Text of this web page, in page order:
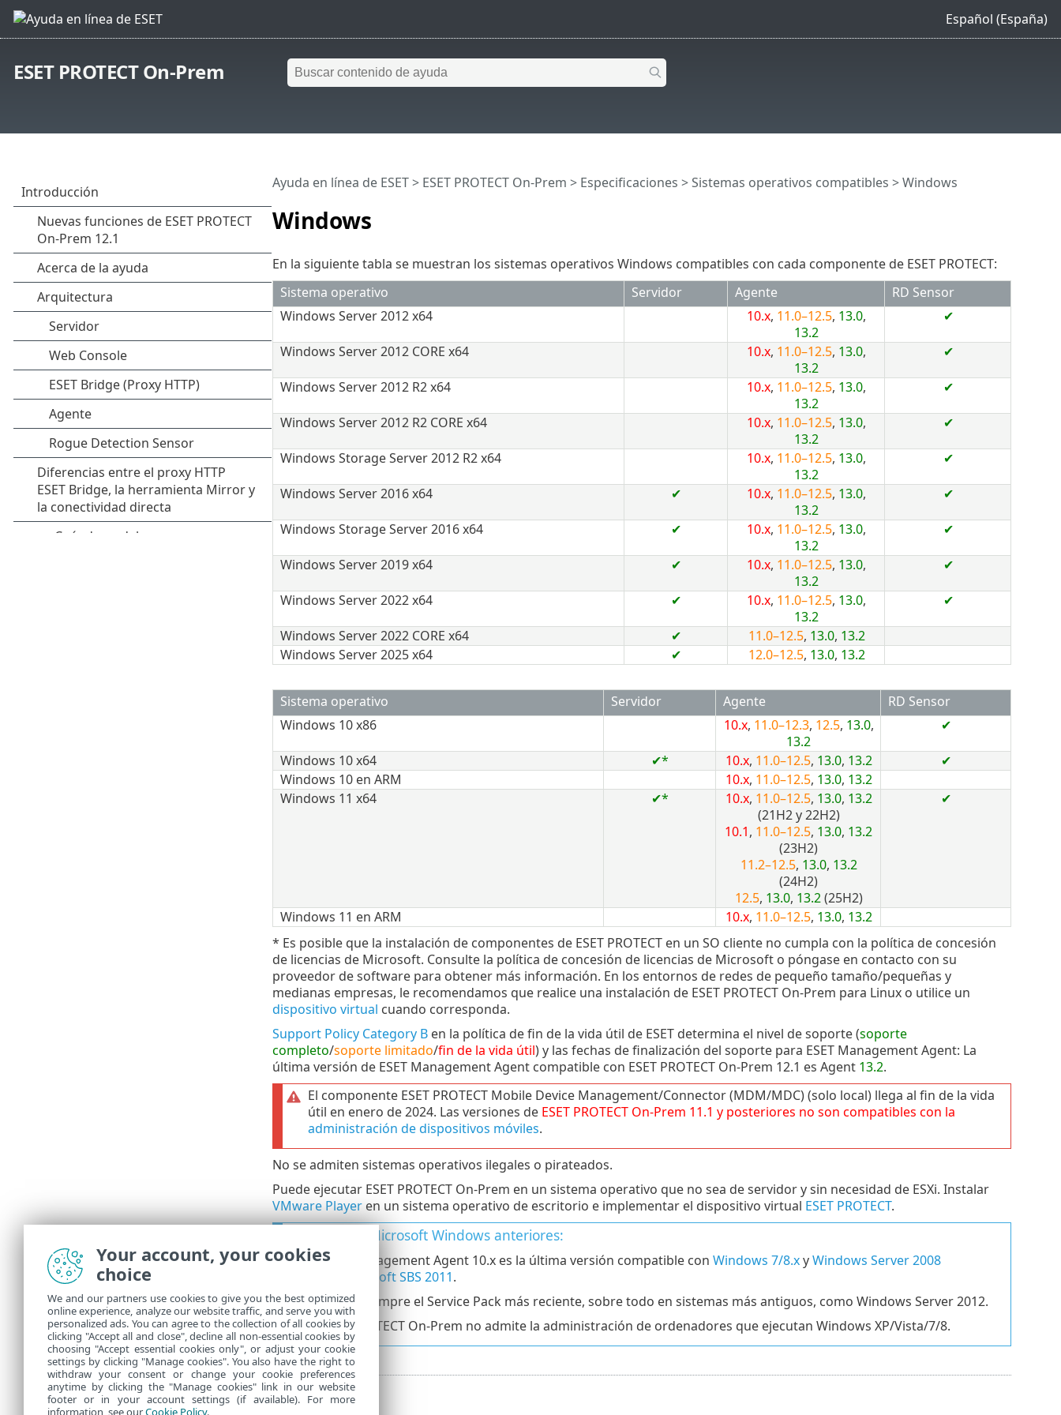
Español (España)
ESET PROTECT On-Prem
Windows
Ayuda en línea de ESET> ESET PROTECT On-Prem > Especificaciones >Sistemas operativos compatibles > Windows
En la siguiente tabla se muestran los sistemas operativos Windows compatibles con cada componente de ESET PROTECT:
Sistema operativo
Servidor Agente
RD Sensor
Windows Server 2012 x64
10.x, 11.0–12.5, 13.0,
13.2
✔
Windows Server 2012 CORE x64 10.x, 11.0–12.5, 13.0,
13.2
✔
Windows Server 2012 R2 x64 10.x, 11.0–12.5, 13.0,
13.2
✔
Windows Server 2012 R2 CORE x64 10.x, 11.0–12.5, 13.0,
13.2
✔
Windows Storage Server 2012 R2 x64 10.x, 11.0–12.5, 13.0,
13.2
✔
Windows Server 2016 x64 ✔ 10.x, 11.0–12.5, 13.0,
13.2
✔
Windows Storage Server 2016 x64 ✔ 10.x, 11.0–12.5, 13.0,
13.2
✔
Windows Server 2019 x64 ✔ 10.x, 11.0–12.5, 13.0,
13.2
✔
Windows Server 2022 x64 ✔ 10.x, 11.0–12.5, 13.0,
13.2
✔
Windows Server 2022 CORE x64 ✔ 11.0–12.5, 13.0, 13.2
Windows Server 2025 x64
✔ 12.0–12.5, 13.0, 13.2
Sistema operativo Servidor Agente
RD Sensor
Windows 10 x86
10.x, 11.0–12.3, 12.5, 13.0,
13.2
✔
Windows 10 x64 ✔* 10.x, 11.0–12.5, 13.0, 13.2
✔
Windows 10 en ARM
10.x, 11.0–12.5, 13.0, 13.2
Windows 11 x64
✔* 10.x, 11.0–12.5, 13.0, 13.2
(21H2 y 22H2)
10.1, 11.0–12.5, 13.0, 13.2
(23H2)
11.2–12.5, 13.0, 13.2
(24H2)
12.5, 13.0, 13.2(25H2)
✔
Windows 11 en ARM 10.x, 11.0–12.5, 13.0, 13.2
* Es posible que la instalación de componentes de ESET PROTECT en un SO cliente no cumpla con la política de concesión
de licencias de Microsoft. Consulte la política de concesión de licencias de Microsoft o póngase en contacto con su
proveedor de software para obtener más información. En los entornos de redes de pequeño tamaño/pequeñas y
medianas empresas, le recomendamos que realice una instalación de ESET PROTECT On-Prem para Linux o utilice un
dispositivo virtual cuando corresponda.
Support Policy Category Ben la política de fin de la vida útil de ESET determina el nivel de soporte (soporte
completo/soporte limitado/fin de la vida útil) y las fechas de finalización del soporte para ESET Management Agent: La
última versión de ESET Management Agent compatible con ESET PROTECT On-Prem 12.1 es Agent 13.2.
El componente ESET PROTECT Mobile Device Management/Connector (MDM/MDC) (solo local) llega al fin de la vida
útil en enero de 2024. Las versiones de ESET PROTECT On-Prem 11.1 y posteriores no son compatibles con la
administración de dispositivos móviles.
No se admiten sistemas operativos ilegales o pirateados.
Puede ejecutar ESET PROTECT On-Prem en un sistema operativo que no sea de servidor y sin necesidad de ESXi. Instalar
VMware Playeren un sistema operativo de escritorio e implementar el dispositivo virtual ESET PROTECT.
Sistemas Microsoft Windows anteriores:
• ESET Management Agent 10.x es la última versión compatible con Windows 7/8.xyWindows Server 2008
R2/Microsoft SBS 2011.
• Instale siempre el Service Pack más reciente, sobre todo en sistemas más antiguos, como Windows Server 2012.
• ESET PROTECT On-Prem no admite la administración de ordenadores que ejecutan Windows XP/Vista/7/8.
Your account, your cookies
choice
We and our partners use cookies to give you the best optimized
online experience, analyze our website traffic, and serve you with
personalized ads. You can agree to the collection of all cookies by
clicking "Accept all and close", decline all non-essential cookies by
choosing "Accept essential cookies only", or adjust your cookie
settings by clicking "Manage cookies". You also have the right to
withdraw your consent or change your cookie preferences
anytime by clicking the "Manage cookies" link in our website
footer or in your account settings (if available). For more
information, see ourCookie Policy.